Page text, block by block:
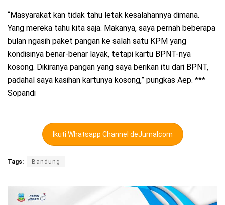
“Masyarakat kan tidak tahu letak kesalahannya dimana.
Yang mereka tahu kita saja. Makanya, saya pernah beberapa
bulan ngasih paket pangan ke salah satu KPM yang
kondisinya benar-benar layak, tetapi kartu BPNT-nya
kosong. Dikiranya pangan yang saya berikan itu dari BPNT,
padahal saya kasihan kartunya kosong,” pungkas Aep. ***
Sopandi
Ikuti Whatsapp Channel deJurnalcom
Tags: Bandung